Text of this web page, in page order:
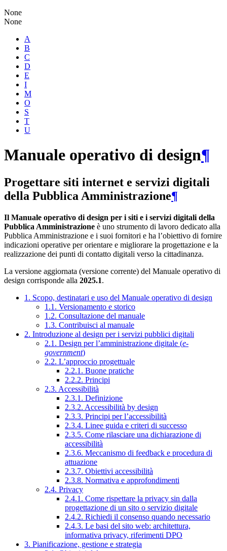
None
None
A
B
C
D
E
I
M
O
S
T
U
Manuale operativo di design¶
Progettare siti internet e servizi digitali
della Pubblica Amministrazione¶
Il Manuale operativo di design per i siti e i servizi digitali della
Pubblica Amministrazione è uno strumento di lavoro dedicato alla
Pubblica Amministrazione e i suoi fornitori e ha l’obiettivo di fornire
indicazioni operative per orientare e migliorare la progettazione e la
realizzazione dei punti di contatto digitali verso la cittadinanza.
La versione aggiornata (versione corrente) del Manuale operativo di
design corrisponde alla 2025.1.
1. Scopo, destinatari e uso del Manuale operativo di design
1.1. Versionamento e storico
1.2. Consultazione del manuale
1.3. Contribuisci al manuale
2. Introduzione al design per i servizi pubblici digitali
2.1. Design per l’amministrazione digitale (e-
government)
2.2. L’approccio progettuale
2.2.1. Buone pratiche
2.2.2. Principi
2.3. Accessibilità
2.3.1. Definizione
2.3.2. Accessibilità by design
2.3.3. Principi per l’accessibilità
2.3.4. Linee guida e criteri di successo
2.3.5. Come rilasciare una dichiarazione di
accessibilità
2.3.6. Meccanismo di feedback e procedura di
attuazione
2.3.7. Obiettivi accessibilità
2.3.8. Normativa e approfondimenti
2.4. Privacy
2.4.1. Come rispettare la privacy sin dalla
progettazione di un sito o servizio digitale
2.4.2. Richiedi il consenso quando necessario
2.4.3. Le basi del sito web: architettura,
informativa privacy, riferimenti DPO
3. Pianificazione, gestione e strategia